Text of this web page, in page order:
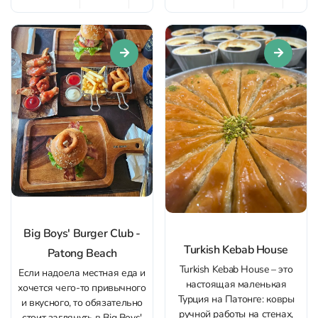
попробовать индийскую
кухню, вам сюда. Обширное
меню заведения
представляет нежнейшую
баранину, фирменную
курицу в масле с сыром,
запеченную рыбу, креветки...
релаксации. Особенно
приятно посещать салон
ночью, ведь он работает
почти до утра – отличный
вариант...
Big Boys' Burger Club -
Patong Beach
Если надоела местная еда и
хочется чего-то привычного
и вкусного, то обязательно
Turkish Kebab House
Turkish Kebab House – это
настоящая маленькая
Турция на Патонге: ковры
ручной работы на стенах,